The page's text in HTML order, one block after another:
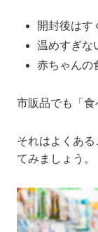
開封後はす
温めすぎな
赤ちゃんの
市販品でも「食
それはよくあ
てみましょう。